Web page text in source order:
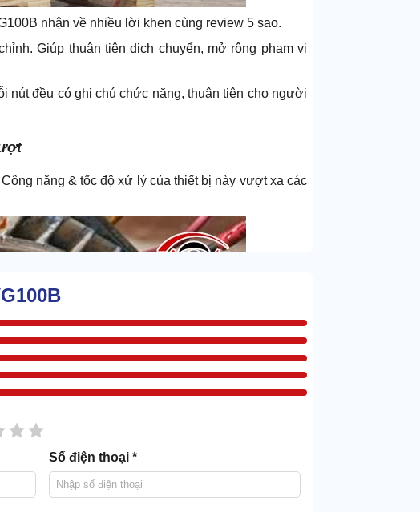
nhận về nhiều lời khen cùng review 5 sao.
Giúp thuận tiện dịch chuyển, mở rộng phạm vi
nút đều có ghi chú chức năng, thuận tiện cho người
năng & tốc độ xử lý của thiết bị này vượt xa các
5 sao
4 sao
sao
Số điện thoại *